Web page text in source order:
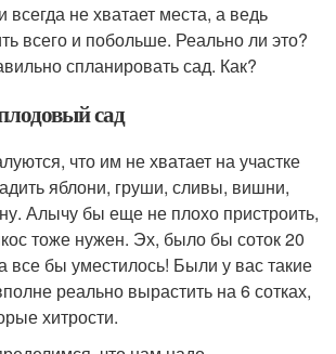
всегда не хватает места, а ведь
всего и побольше. Реально ли это?
спланировать сад. Как?
сад
что им не хватает на участке
яблони, груши, сливы, вишни,
Алычу бы еще не плохо пристроить,
тоже нужен. Эх, было бы соток 20
все бы уместилось! Были у вас такие
реально вырастить на 6 сотках,
хитрости.